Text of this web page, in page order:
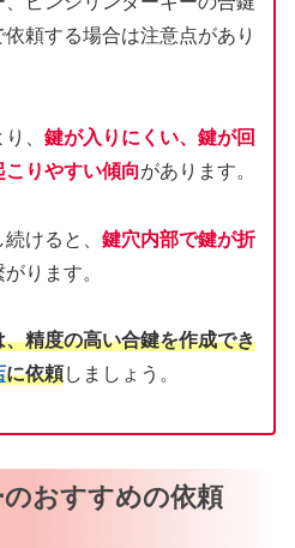
頼する場合は注意点があり
、 鍵が入りにくい、鍵が回
りやすい傾向があります。
けると、 鍵穴内部で鍵が折
ります。
精度の高い合鍵を作成でき
に依頼しましょう。
おすすめの依頼